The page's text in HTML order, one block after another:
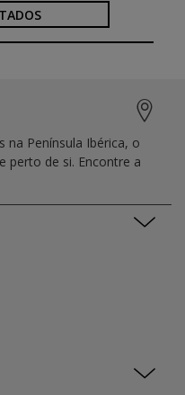
na Península Ibérica, o
perto de si. Encontre a